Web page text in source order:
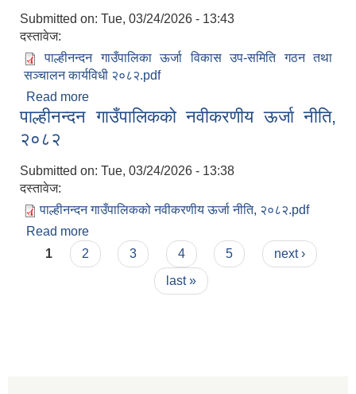
Submitted on: Tue, 03/24/2026 - 13:43
दस्तावेज:
पाल्हीनन्दन गाउँपालिका ऊर्जा विकास उप-समिति गठन तथा
सञ्चालन कार्यविधी २०८२.pdf
Read more
गठन तथा सञ्चालन कार्यविधि,२०८२
पाल्हीनन्दन गाउँपालिकको नवीकरणीय ऊर्जा नीति,
२०८२
Submitted on: Tue, 03/24/2026 - 13:38
दस्तावेज:
पाल्हीनन्दन गाउँपालिकको नवीकरणीय ऊर्जा नीति, २०८२.pdf
Read more
२०८२
Pages
1 2 3 4 5
next ›
last »